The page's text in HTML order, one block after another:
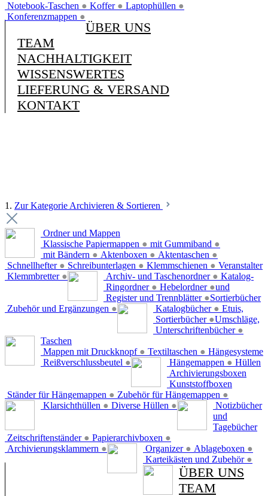
Notebook-Taschen ● Koffer ● Laptophüllen ●
Konferenzmappen ●
ÜBER UNS
TEAM
NACHHALTIGKEIT
WISSENSWERTES
LIEFERUNG & VERSAND
KONTAKT
1. Zur Kategorie Archivieren & Sortieren
Ordner und Mappen
Klassische Papiermappen ● mit Gummiband ●
mit Bändern ● Aktenboxen ● Aktentaschen ●
Schnellhefter ● Schreibunterlagen ● Klemmschienen ●
Klemmbretter ●
Veranstalter
Archiv- und Taschenordner ●
Ringordner ● Hebelordner ●
Register und Trennblätter ●
Zubehör und Ergänzungen ●
Katalog-
und
Sortierbücher
Katalogbücher ●
Sortierbücher ●
Unterschriftenbücher ●
Etuis,
Umschläge,
Taschen
Mappen mit Druckknopf ● Textiltaschen ●
Reißverschlussbeutel ●
Hängesysteme
Hängemappen ●
Ständer für Hängemappen ● Zubehör für Hängemappen ●
Hüllen
Klarsichthüllen ● Diverse Hüllen ●
Archivierungsboxen
Zeitschriftenständer ● Papierarchivboxen ●
Archivierungsklammern ●
Kunststoffboxen
Organizer ● Ablageboxen ●
Karteikästen und Zubehör ●
Notizbücher
und
Tagebücher
ÜBER UNS
TEAM